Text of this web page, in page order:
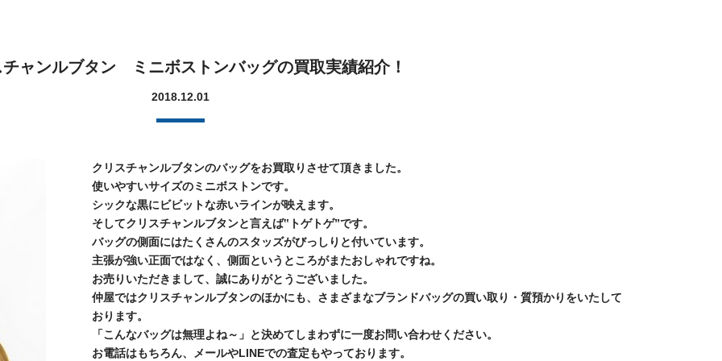
ャンルブタン ミニボストンバッグの買取実績紹介！
2018.12.01
クリスチャンルブタンのバッグをお買取りさせて頂きました。
使いやすいサイズのミニボストンです。
シックな黒にビビットな赤いラインが映えます。
そしてクリスチャンルブタンと言えば‟トゲトゲ”です。
バッグの側面にはたくさんのスタッズがびっしりと付いています。
主張が強い正面ではなく、側面というところがまたおしゃれですね。
お売りいただきまして、誠にありがとうございました。
仲屋ではクリスチャンルブタンのほかにも、さまざまなブランドバッグの買い取り・質預かりをいたして
おります。
「こんなバッグは無理よね～」と決めてしまわずに一度お問い合わせください。
お電話はもちろん、メールやLINEでの査定もやっております。